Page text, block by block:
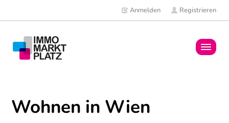
Anmelden Registrieren
Immobilien
Wohnen in Wien